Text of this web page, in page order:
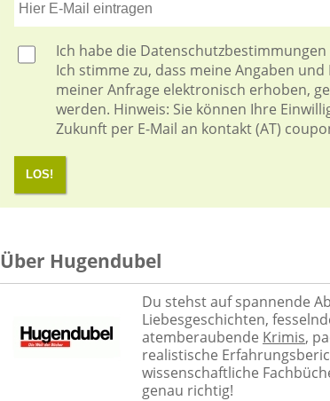
Ich habe die Datenschutzbestimmungen
Ich stimme zu, dass meine Angaben
meiner Anfrage elektronisch erhoben,
werden. Hinweis: Sie können Ihre
Zukunft per E-Mail an kontakt (AT)
LOS!
Über Hugendubel
Du stehst auf spannende
Liebesgeschichten,
atemberaubende Krimis,
realistische
wissenschaftliche
genau richtig!